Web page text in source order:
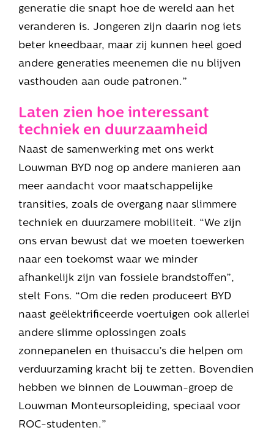
generatie die snapt hoe de wereld aan het
veranderen is. Jongeren zijn daarin nog iets
beter kneedbaar, maar zij kunnen heel goed
andere generaties meenemen die nu blijven
vasthouden aan oude patronen.”
Laten zien hoe interessant
techniek en duurzaamheid
Naast de samenwerking met ons werkt
Louwman BYD nog op andere manieren aan
meer aandacht voor maatschappelijke
transities, zoals de overgang naar slimmere
techniek en duurzamere mobiliteit. “We zijn
ons ervan bewust dat we moeten toewerken
naar een toekomst waar we minder
afhankelijk zijn van fossiele brandstoffen”,
stelt Fons. “Om die reden produceert BYD
naast geëlektrificeerde voertuigen ook allerlei
andere slimme oplossingen zoals
zonnepanelen en thuisaccu’s die helpen om
verduurzaming kracht bij te zetten. Bovendien
hebben we binnen de Louwman-groep de
Louwman Monteursopleiding, speciaal voor
ROC-studenten.”